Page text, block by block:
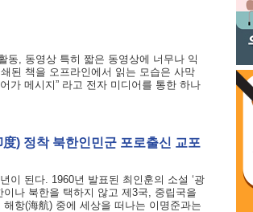
, 동영상 특히 짧은 동영상에 너무나 익
된 책을 오프라인에서 읽는 모습은 사막
가 메시지” 라고 전자 미디어를 통한 하나
) 정착 북한인민군 포로출신 교포
이 된다. 1960년 발표된 최인훈의 소설 ‘광
나 북한을 택하지 않고 제3국, 중립국을
항(海航) 중에 세상을 떠나는 이명준과는